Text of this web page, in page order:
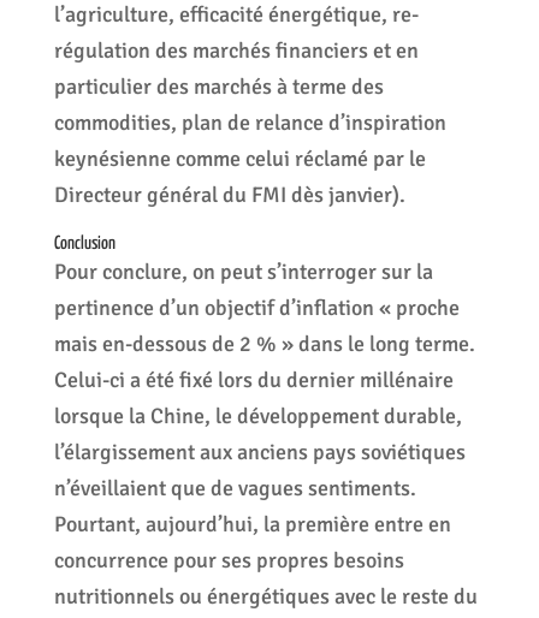
l’agriculture, efficacité énergétique, re-
régulation des marchés financiers et en
particulier des marchés à terme des
commodities, plan de relance d’inspiration
keynésienne comme celui réclamé par le
Directeur général du FMI dès janvier).
Conclusion
Pour conclure, on peut s’interroger sur la
pertinence d’un objectif d’inflation « proche
mais en-dessous de 2 % » dans le long terme.
Celui-ci a été fixé lors du dernier millénaire
lorsque la Chine, le développement durable,
l’élargissement aux anciens pays soviétiques
n’éveillaient que de vagues sentiments.
Pourtant, aujourd’hui, la première entre en
concurrence pour ses propres besoins
nutritionnels ou énergétiques avec le reste du